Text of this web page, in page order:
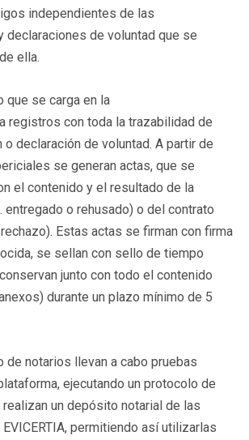
independientes de las
declaraciones de voluntad que se
ella.
que se carga en la
registros con toda la trazabilidad de
o declaración de voluntad. A partir de
se generan actas, que se
el contenido y el resultado de la
entregado o rehusado) o del contrato
Estas actas se firman con firma
se sellan con sello de tiempo
junto con todo el contenido
durante un plazo mínimo de 5
de notarios llevan a cabo pruebas
ejecutando un protocolo de
un depósito notarial de las
permitiendo así utilizarlas